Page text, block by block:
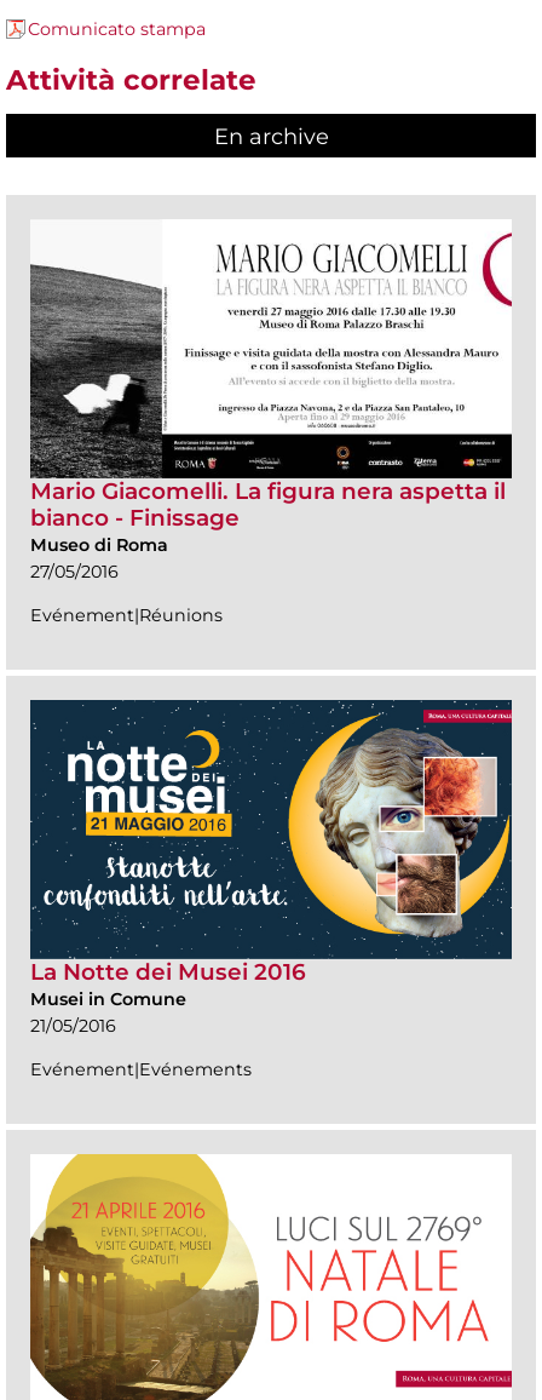
Comunicato stampa
Attività correlate
En archive
Mario Giacomelli. La figura nera aspetta il
bianco - Finissage
Museo di Roma
27/05/2016
Evénement|Réunions
La Notte dei Musei 2016
Musei in Comune
21/05/2016
Evénement|Evénements